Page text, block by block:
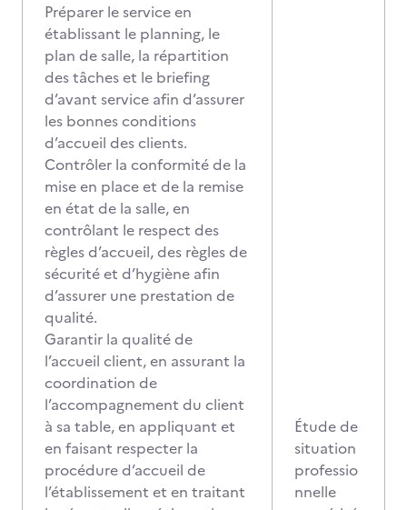
Préparer le service en
établissant le planning, le
plan de salle, la répartition
des tâches et le briefing
d’avant service afin d’assurer
les bonnes conditions
d’accueil des clients.
Contrôler la conformité de la
mise en place et de la remise
en état de la salle, en
contrôlant le respect des
règles d’accueil, des règles de
sécurité et d’hygiène afin
d’assurer une prestation de
qualité.
Garantir la qualité de
l’accueil client, en assurant la
coordination de
l’accompagnement du client
à sa table, en appliquant et
en faisant respecter la
procédure d’accueil de
l’établissement et en traitant
Étude de
situation
professio
nnelle